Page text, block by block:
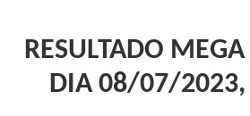
RESULTADO
DIA 08/07/2023,